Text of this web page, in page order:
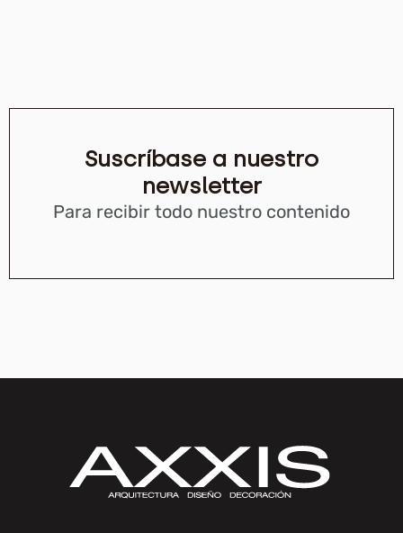
Suscríbase a nuestro
newsletter
Para recibir todo nuestro contenido